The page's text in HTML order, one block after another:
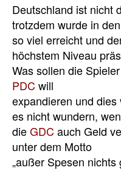
Deutschland ist nicht
trotzdem wurde in
so viel erreicht und
höchstem Niveau
Was sollen die
PDC will
expandieren und
es nicht wundern,
dieGDC auch Geld
unter dem Motto
„außer Spesen nichts